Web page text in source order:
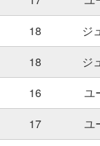
18
ジ
18
ジ
16
ユ
17
ユ